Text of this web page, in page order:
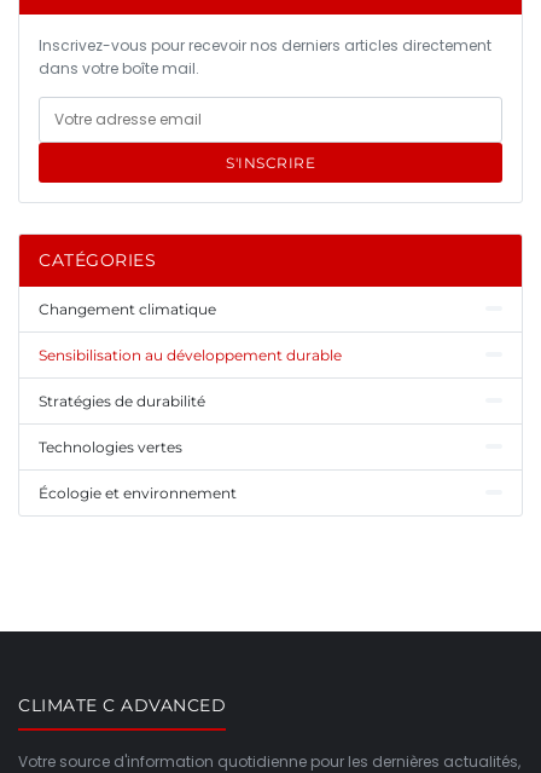
Inscrivez-vous pour recevoir nos derniers articles directement
dans votre boîte mail.
S'INSCRIRE
CATÉGORIES
Changement climatique
Sensibilisation au développement durable
Stratégies de durabilité
Technologies vertes
Écologie et environnement
CLIMATE C ADVANCED
Votre source d'information quotidienne pour les dernières actualités,